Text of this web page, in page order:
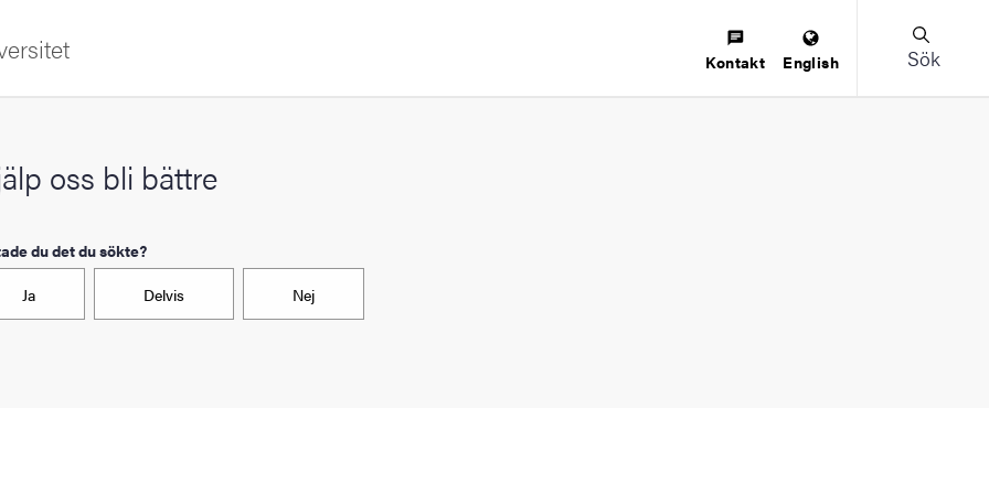
innovation
Kontakt English Sök
oss bli bättre
du det du sökte?
Ja
Delvis Nej